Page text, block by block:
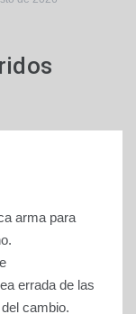
arma para
errada de las
cambio.